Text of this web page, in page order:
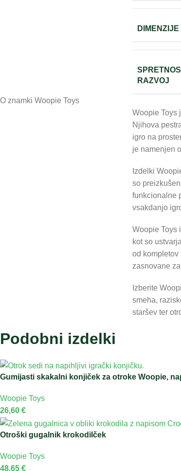
RAZVOJ
O znamki Woopie Toys
Woopie Toys
Njihova
igro na
je namenjen
Izdelki
so
funkcionalne
vsakdanjo
Woopie Toys
kot so
od kompletov
zasnovane
Izberite
smeha,
staršev ter
Podobni izdelki
Gumijasti skakalni konjiček za otroke Woopie,
Woopie Toys
26,60 €
Otroški gugalnik krokodilček
Woopie Toys
48,65 €